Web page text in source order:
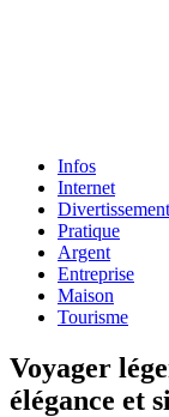
Formulaire
recherche
Infos
Internet
Divertissement
Pratique
Argent
Entreprise
Maison
Tourisme
Menu
Voyager
élégance et